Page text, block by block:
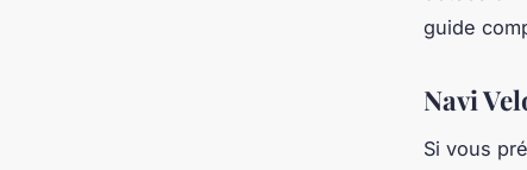
guide
Navi
Si vous